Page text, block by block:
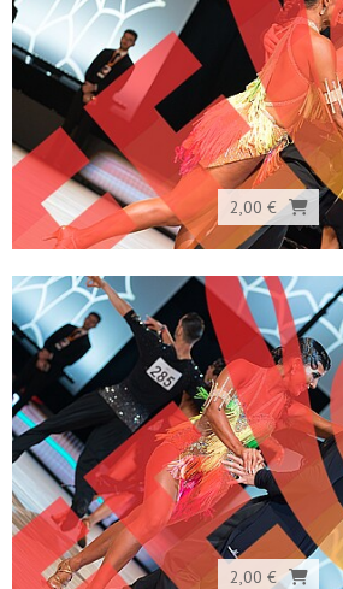
2,00 €
2,00 €